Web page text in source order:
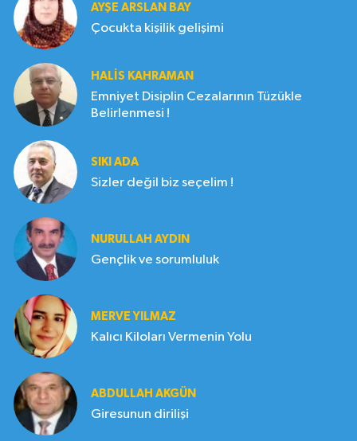
AYŞE ARSLAN BAY
Çocukta kişilik gelişimi
HALIS KAHRAMAN
Emniyet Disiplin Cezalarının Tüzükle
Belirlenmesi !
SIKI ADA
Sizler değil biz seçelim !
NURULLAH AYDIN
Gençlik ve sorumluluk
MERVE YILMAZ
Kalıcı Kiloları Vermenin Yolu
ABDULLAH AKGÜN
Giresunun dirilişi